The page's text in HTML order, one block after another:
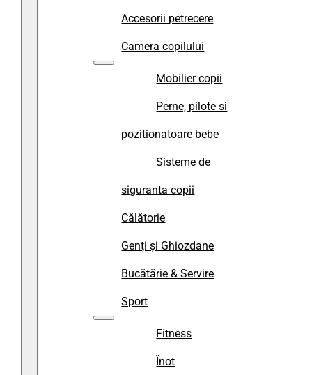
Accesorii petrecere
Camera copilului
Mobilier copii
Perne, pilote si
pozitionatoare bebe
Sisteme de
siguranta copii
Călătorie
Genți și Ghiozdane
Bucătărie & Servire
Sport
Fitness
Înot